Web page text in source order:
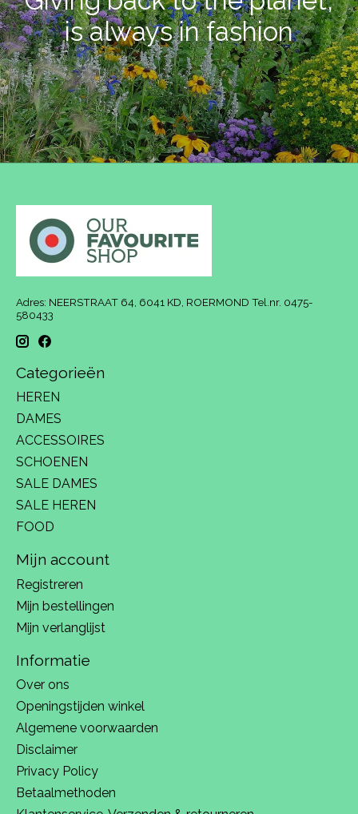
is always in fashion
Adres: NEERSTRAAT 64, 6041 KD, ROERMOND Tel.nr. 0475-
580433
Categorieën
HEREN
DAMES
ACCESSOIRES
SCHOENEN
SALE DAMES
SALE HEREN
FOOD
Mijn account
Registreren
Mijn bestellingen
Mijn verlanglijst
Informatie
Over ons
Openingstijden winkel
Algemene voorwaarden
Disclaimer
Privacy Policy
Betaalmethoden